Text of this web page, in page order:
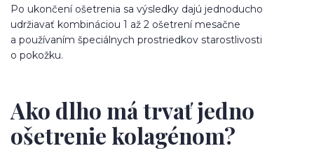
Po ukončení ošetrenia sa výsledky dajú jednoducho
udržiavať kombináciou 1 až 2 ošetrení mesačne
a používaním špeciálnych prostriedkov starostlivosti
o pokožku.
Ako dlho má trvať jedno
ošetrenie kolagénom?